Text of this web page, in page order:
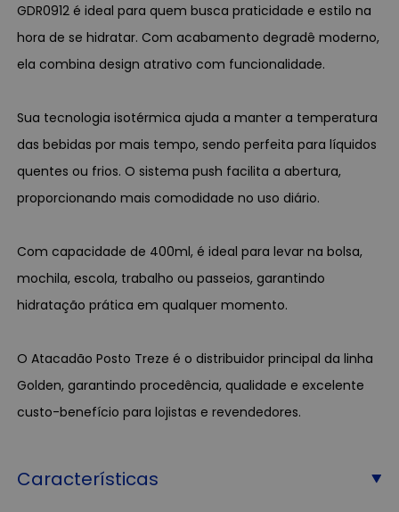
GDR0912 é ideal para quem busca praticidade e estilo na
hora de se hidratar. Com acabamento degradê moderno,
ela combina design atrativo com funcionalidade.
Sua tecnologia isotérmica ajuda a manter a temperatura
das bebidas por mais tempo, sendo perfeita para líquidos
quentes ou frios. O sistema push facilita a abertura,
proporcionando mais comodidade no uso diário.
Com capacidade de 400ml, é ideal para levar na bolsa,
mochila, escola, trabalho ou passeios, garantindo
hidratação prática em qualquer momento.
O Atacadão Posto Treze é o distribuidor principal da linha
Golden, garantindo procedência, qualidade e excelente
custo-benefício para lojistas e revendedores.
Características